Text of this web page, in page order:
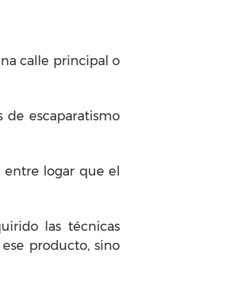
calle principal o
escaparatismo
logar que el
las técnicas
producto, sino